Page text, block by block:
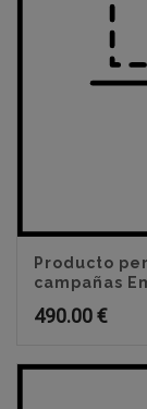
Producto
campañas
490.00€